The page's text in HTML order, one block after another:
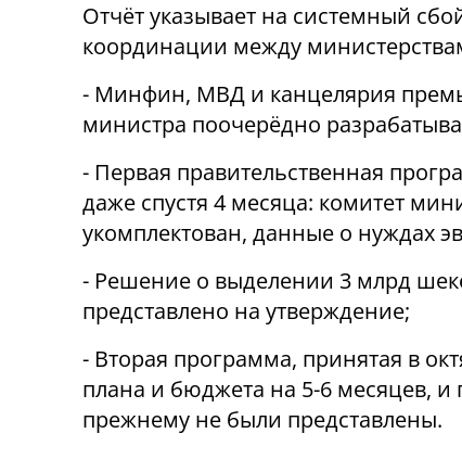
Отчёт указывает на системный
координации между
- Минфин, МВД и канцелярия
министра поочерёдно
- Первая правительственная
даже спустя 4 месяца: комитет
укомплектован, данные о нуждах
- Решение о выделении 3 млрд
представлено на утверждение;
- Вторая программа, принятая в
плана и бюджета на 5-6 месяцев,
прежнему не были представлены.